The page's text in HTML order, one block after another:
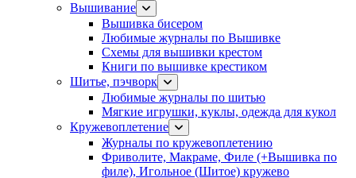
Вышивание
Вышивка бисером
Любимые журналы по Вышивке
Схемы для вышивки крестом
Книги по вышивке крестиком
Шитье, пэчворк
Любимые журналы по шитью
Мягкие игрушки, куклы, одежда для кукол
Кружевоплетение
Журналы по кружевоплетению
Фриволите, Макраме, Филе (+Вышивка по
филе), Игольное (Шитое) кружево